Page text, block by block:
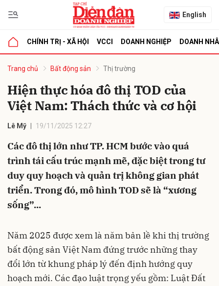
English
CHÍNH TRỊ - XÃ HỘI VCCI DOANH NGHIỆP DOANH
Trang chủ Bất động sản Thị trường
Hiện thực hóa đô thị TOD của
Việt Nam: Thách thức và cơ hội
Lê Mỹ 19/11/2025 12:27
Các đô thị lớn như TP. HCM bước vào quá
trình tái cấu trúc mạnh mẽ, đặc biệt trong tư
duy quy hoạch và quản trị không gian phát
triển. Trong đó, mô hình TOD sẽ là “xương
sống”...
Năm 2025 được xem là năm bản lề khi thị trường
bất động sản Việt Nam đứng trước những thay
đổi lớn từ khung pháp lý đến định hướng quy
hoạch mới. Các đạo luật trọng yếu gồm: Luật Đất
luận
Hủy